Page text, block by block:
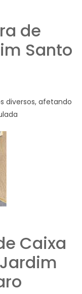
de
Santo
diversos, afetando
Caixa